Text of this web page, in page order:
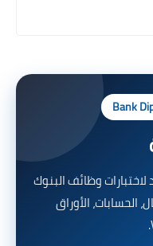
Bank
وظائف البنوك
الأوراق